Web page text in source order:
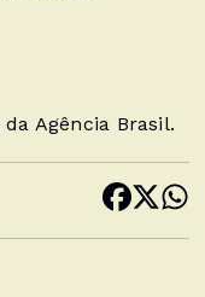
da Agência Brasil.